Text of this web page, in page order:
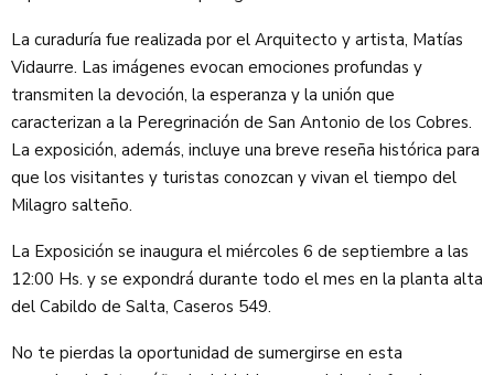
La curaduría fue realizada por el Arquitecto y artista, Matías
Vidaurre. Las imágenes evocan emociones profundas y
transmiten la devoción, la esperanza y la unión que
caracterizan a la Peregrinación de San Antonio de los Cobres.
La exposición, además, incluye una breve reseña histórica para
que los visitantes y turistas conozcan y vivan el tiempo del
Milagro salteño.
La Exposición se inaugura el miércoles 6 de septiembre a las
12:00 Hs. y se expondrá durante todo el mes en la planta alta
del Cabildo de Salta, Caseros 549.
No te pierdas la oportunidad de sumergirse en esta